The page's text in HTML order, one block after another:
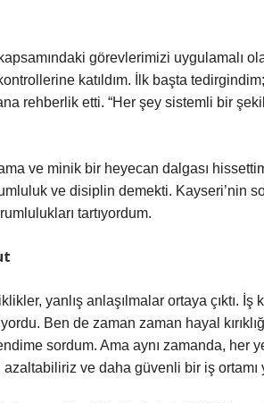
görevlerimizi uygulamalı
katıldım. İlk başta
rehberlik etti. “Her şey sistemli bir
ve minik bir heyecan dalgası
ve disiplin demekti. Kayseri’nin
tartıyordum.
yanlış anlaşılmalar ortaya çıktı.
Ben de zaman zaman hayal
sordum. Ama aynı zamanda, her
ve daha güvenli bir iş ortamı